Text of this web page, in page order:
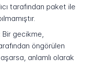
tarafından paket ile
Bir gecikme,
öngörülen
anlamlı olarak